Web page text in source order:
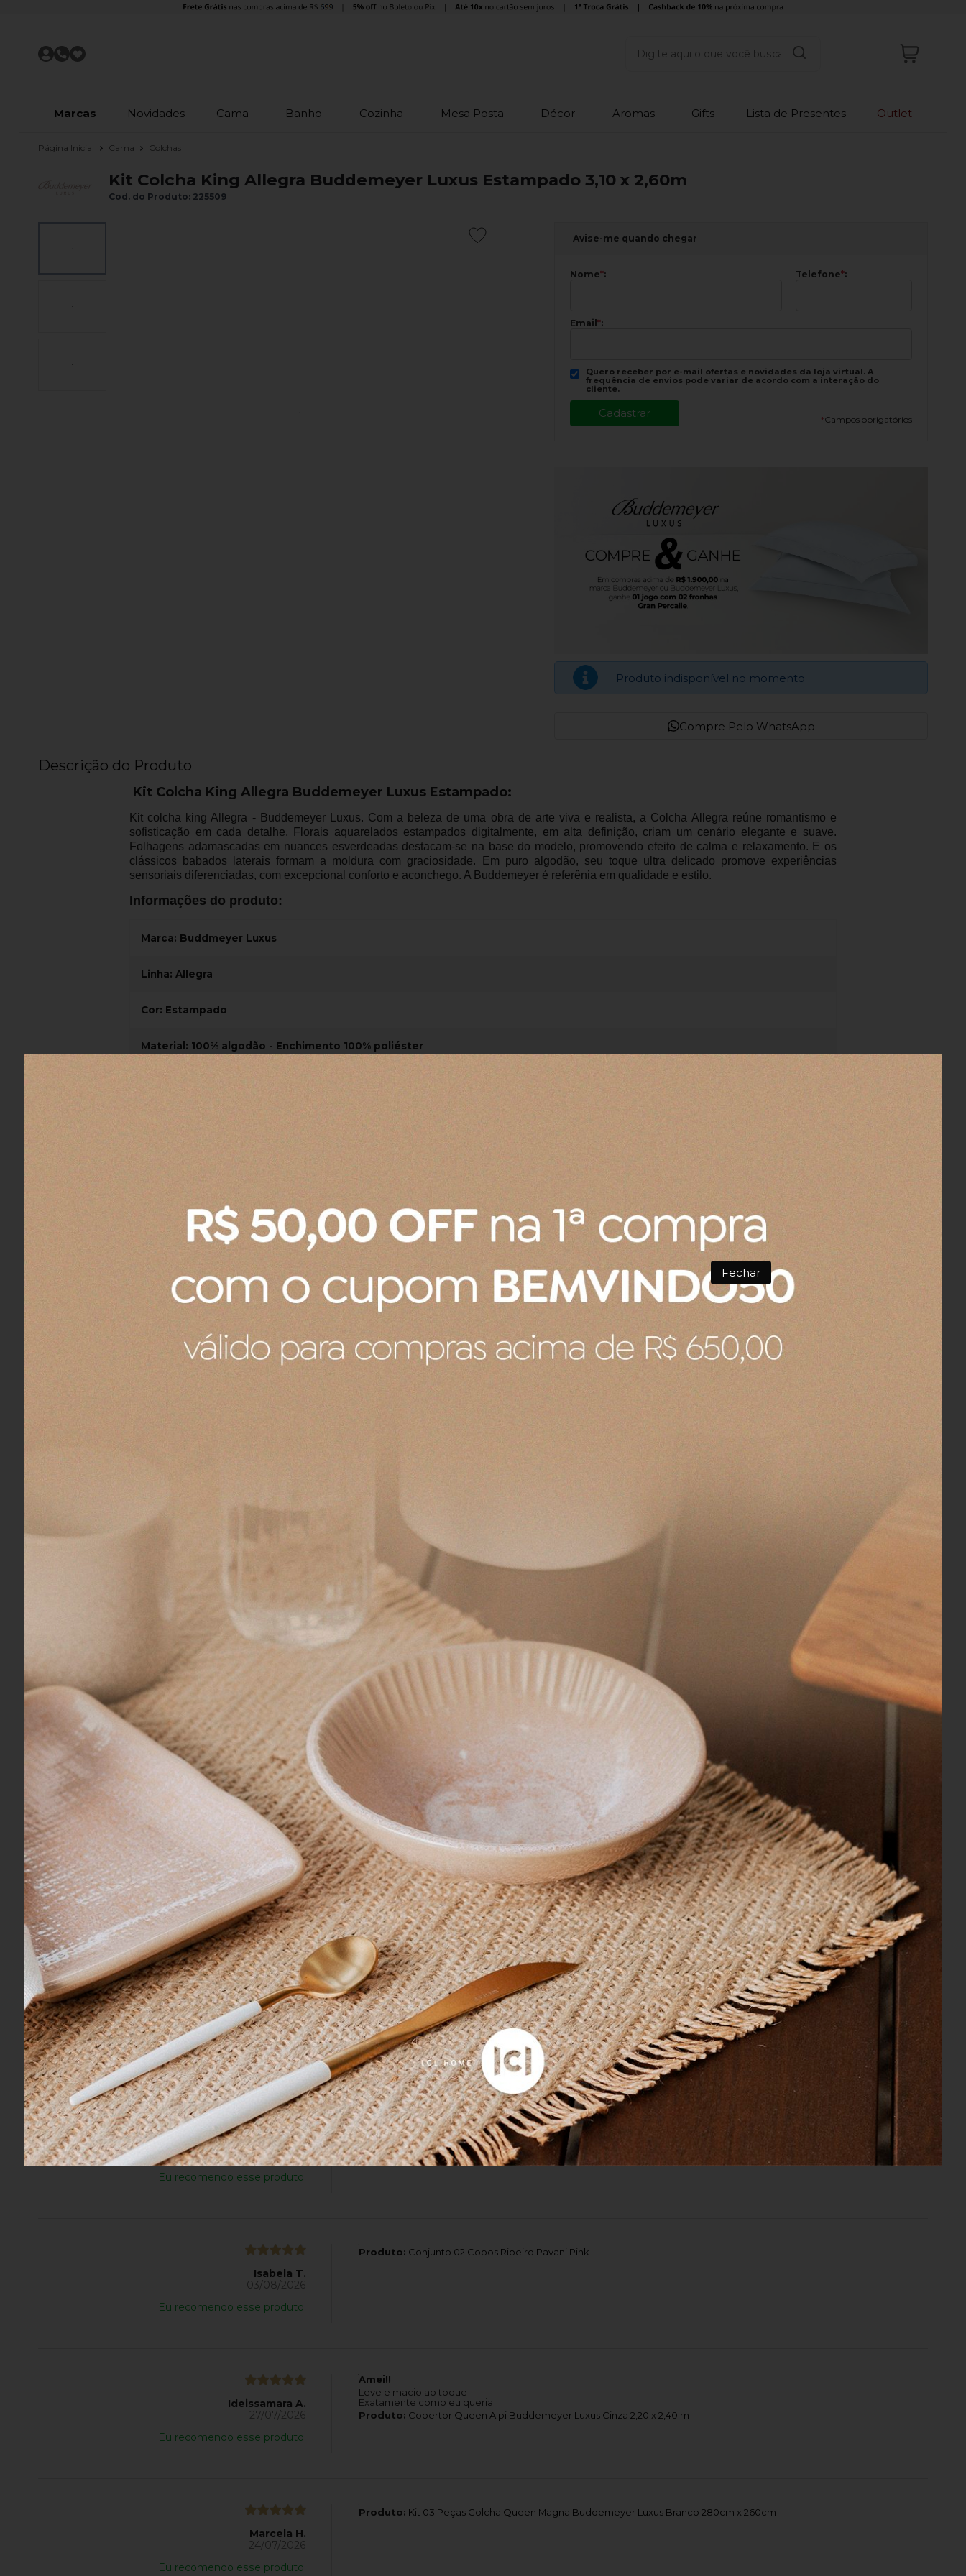
Marcas Novidades Cama Banho Cozinha Mesa Posta Décor Aromas Gifts Lista de Presentes Outlet
Página Inicial Cama Colchas
Kit Colcha King Allegra Buddemeyer Luxus Estampado 3,10 x 2,60m
Cod. do Produto: 225509
Avise-me quando chegar
Nome*: Telefone*:
Email *:
Quero receber por e-mail ofertas e novidades da loja virtual. A
frequência de envios pode variar de acordo com a interação do
cliente.
*Campos obrigatórios
Produto indisponível no momento
Compre Pelo WhatsApp
Descrição do Produto
Kit Colcha King Allegra Buddemeyer Luxus Estampado:
Kit colcha king Allegra - Buddemeyer Luxus. Com a beleza de uma obra de arte viva e realista, a Colcha Allegra reúne romantismo e
sofisticação em cada detalhe. Florais aquarelados estampados digitalmente, em alta definição, criam um cenário elegante e suave.
Folhagens adamascadas em nuances esverdeadas destacam-se na base do modelo, promovendo efeito de calma e relaxamento. E os
clássicos babados laterais formam a moldura com graciosidade. Em puro algodão, seu toque ultra delicado promove experiências
sensoriais diferenciadas, com excepcional conforto e aconchego. A Buddemeyer é referênia em qualidade e estilo.
Informações do produto:
Marca: Buddmeyer Luxus
Linha: Allegra
Cor: Estampado
Material: 100% algodão - Enchimento 100% poliéster
edredom. Porta-travesseiro dispõe de abas nos três lados com fechamento envelope lateral
Composição: 1 Colcha 3,10 x 2,60m e 2 Porta travesseiros 50x70.
manter as características do produto é o de coco ou neutro, não colocar diretamente no produto. Lavar em água fria ou
até 30°C. Permite secadora em temperatura baixa. Não passar. Não limpar a seco.
1 Colcha + 2 porta travesseiros 50x70cm
A Buddemeyer Luxus, linha premium da Buddemeyer, une conforto e beleza com o máximo de
sofisticação. Colchas e lençóis em finos tecidos, com designs únicos e repletos de conforto e uma linha de
banho exclusiva, com super maciez, volume e absorção, para proporcionar bem-estar. A Buddemeyer Luxus
também conta com uma seleção de acessórios para complementar sua casa.
05/08/2026
Toalha de Banho Algodão Egípcio Buddemeyer Bege 77 x 140 cm
04/08/2026
Eu recomendo esse produto.
Produto:Prato Raso de Cerâmica Le Creuset Azul Caribe 22 cm
Fernando A.
04/08/2026
Eu recomendo esse produto.
Pote Para Mostarda 450ML Le Creuset
Fernando A.
04/08/2026
Eu recomendo esse produto.
Produto recebido
Ele veio com um pequeno defeito de fabrica um pontinho no pote o qual, acredito que não faz parte
de fábrica e também durante a compra não falava sobre esse pequeno defeito.
Produto:Porta Utensílios Signature Le Creuset Nectar 1,1 L
Ronaldo R.
04/08/2026
Eu recomendo esse produto.
Produto:Bandeja Para 6 Ovos Le Creuset Vermelho
Adriana R.
03/08/2026
Eu recomendo esse produto.
Produto:Pote De Geleia Vermelho Le Creuset
Isabela T.
03/08/2026
Eu recomendo esse produto.
Produto: Conjunto 02 Copos Ribeiro Pavani Pink
Ideissamara A.
27/07/2026
Eu recomendo esse produto.
Amei!!
Leve e macio ao toque
Exatamente como eu queria
Produto: Cobertor Queen Alpi Buddemeyer Luxus Cinza 2,20 x 2,40 m
Marcela H.
24/07/2026
Eu recomendo esse produto.
Produto: Kit 03 Peças Colcha Queen Magna Buddemeyer Luxus Branco 280cm x 260cm
Fechar